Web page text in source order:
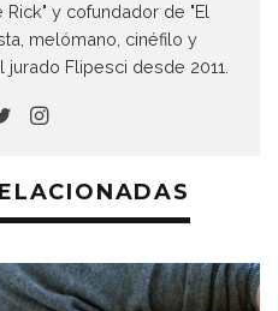
Rick" y cofundador de "El
melómano, cinéfilo y
Flipesci desde 2011.